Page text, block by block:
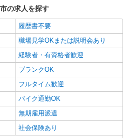
の求人を探す
履歴書不要
職場見学OKまたは説明会あり
経験者・有資格者歓迎
ブランクOK
フルタイム歓迎
バイク通勤OK
無期雇用派遣
社会保険あり